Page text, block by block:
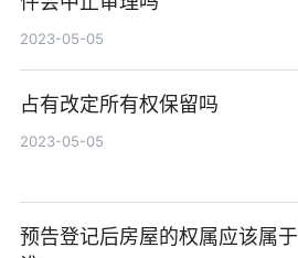
2023-05-05
占有改定所有权保留吗
2023-05-05
预告登记后房屋的权属应该属于